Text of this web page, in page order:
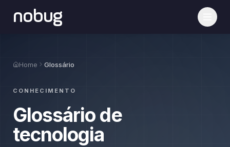
nobug
Home Glossário
CONHECIMENTO
Glossário de
tecnologia